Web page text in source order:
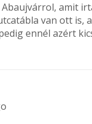
amit
van ott is,
ennél azért